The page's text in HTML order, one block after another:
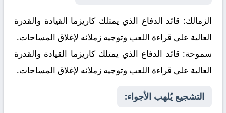
الزمالك: قائد الدفاع الذي يمتلك كاريزما القيادة والقدرة
العالية على قراءة اللعب وتوجيه زملائه لإغلاق المساحات.
سموحة: قائد الدفاع الذي يمتلك كاريزما القيادة والقدرة
العالية على قراءة اللعب وتوجيه زملائه لإغلاق المساحات.
التشجيع يُلهب الأجواء: